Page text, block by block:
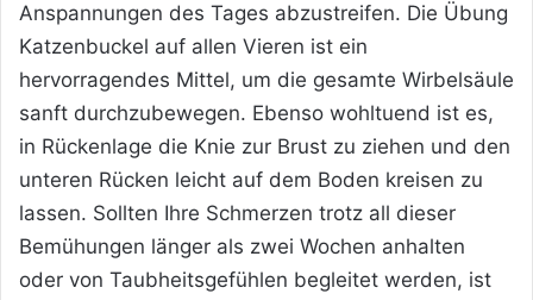
Anspannungen des Tages abzustreifen. Die Übung
Katzenbuckel auf allen Vieren ist ein
hervorragendes Mittel, um die gesamte Wirbelsäule
sanft durchzubewegen. Ebenso wohltuend ist es,
in Rückenlage die Knie zur Brust zu ziehen und den
unteren Rücken leicht auf dem Boden kreisen zu
lassen. Sollten Ihre Schmerzen trotz all dieser
Bemühungen länger als zwei Wochen anhalten
oder von Taubheitsgefühlen begleitet werden, ist